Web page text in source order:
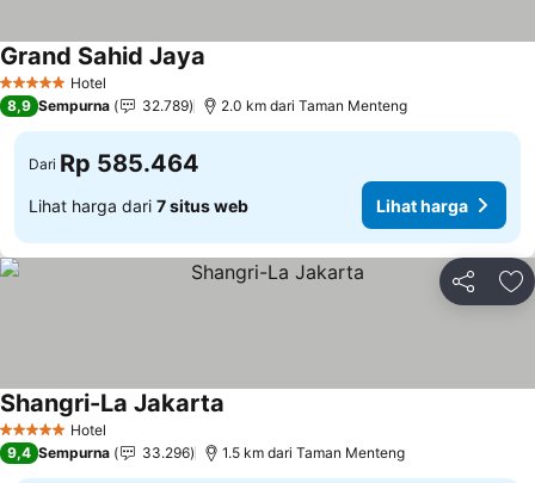
5 Bintang Hotel
Grand Sahid Jaya
8,9 Sempurna 32.789 2.0 km dari Taman Menteng
Dari Rp 585.464
Lihat harga dari 7 situs web Lihat harga
Bagikan
5 Bintang Hotel
Shangri-La Jakarta
9,4 Sempurna 33.296 1.5 km dari Taman Menteng